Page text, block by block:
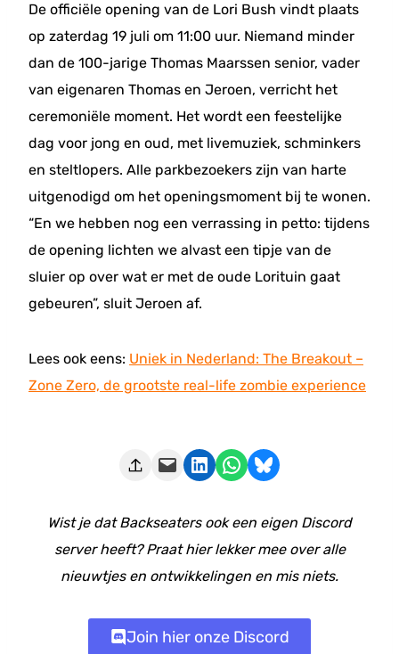
De officiële opening van de Lori Bush vindt plaats
op zaterdag 19 juli om 11:00 uur. Niemand minder
dan de 100-jarige Thomas Maarssen senior, vader
van eigenaren Thomas en Jeroen, verricht het
ceremoniële moment. Het wordt een feestelijke
dag voor jong en oud, met livemuziek, schminkers
en steltlopers. Alle parkbezoekers zijn van harte
uitgenodigd om het openingsmoment bij te wonen.
“En we hebben nog een verrassing in petto: tijdens
de opening lichten we alvast een tipje van de
sluier op over wat er met de oude Lorituin gaat
gebeuren”, sluit Jeroen af.
Lees ook eens: Uniek in Nederland: The Breakout –
Zone Zero, de grootste real-life zombie experience
Deze pagina e-mailen Delen op LinkedIn Delen via WhatsApp Share on Bluesky
Wist je dat Backseaters ook een eigen Discord
server heeft? Praat hier lekker mee over alle
nieuwtjes en ontwikkelingen en mis niets.
Join hier onze Discord